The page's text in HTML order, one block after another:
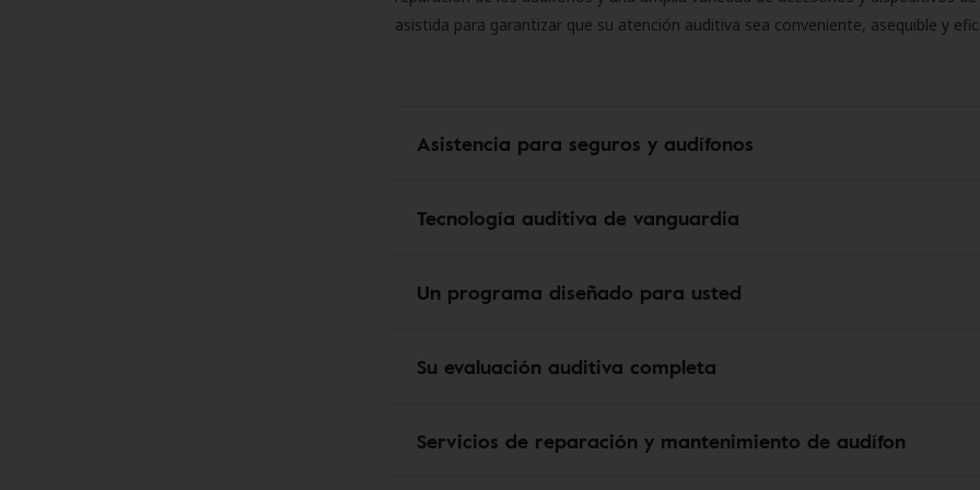
asistida para garantizar que su atención auditiva sea conveniente, asequible y
Asistencia para seguros y audífonos
Tecnología auditiva de vanguardia
Un programa diseñado para usted
Su evaluación auditiva completa
Servicios de reparación y mantenimiento de audífon